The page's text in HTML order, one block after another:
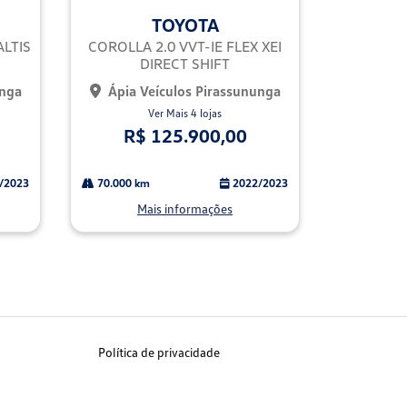
lhe
TOYOTA
COROLLA 2.0 VVT-IE FLEX XEI
DIRECT SHIFT
Ápia Veículos Pirassununga
Ver Mais 4 lojas
R$ 125.900,00
70.000 km 2022/2023
Mais informações
Política de privacidade